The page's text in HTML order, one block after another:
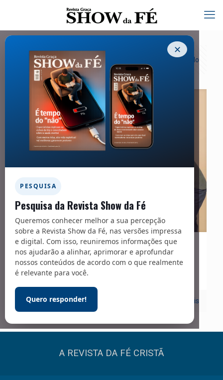
✕
PESQUISA
Pesquisa da Revista Show da Fé
Queremos conhecer melhor a sua percepção
sobre a Revista Show da Fé, nas versões impressa
e digital. Com isso, reuniremos informações que
nos ajudarão a alinhar, aprimorar e aprofundar
nossos conteúdos de acordo com o que realmente
é relevante para você.
Quero responder!
Categorias Tags Exibir tudo
01/05/2020
Carreira
Leia mais
A REVISTA DA FÉ CRISTÃ